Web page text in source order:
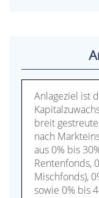
Anlageziel ist
breit
nach
aus 0% bis
Rentenfonds,
Mischfonds),
sowie 0% bis